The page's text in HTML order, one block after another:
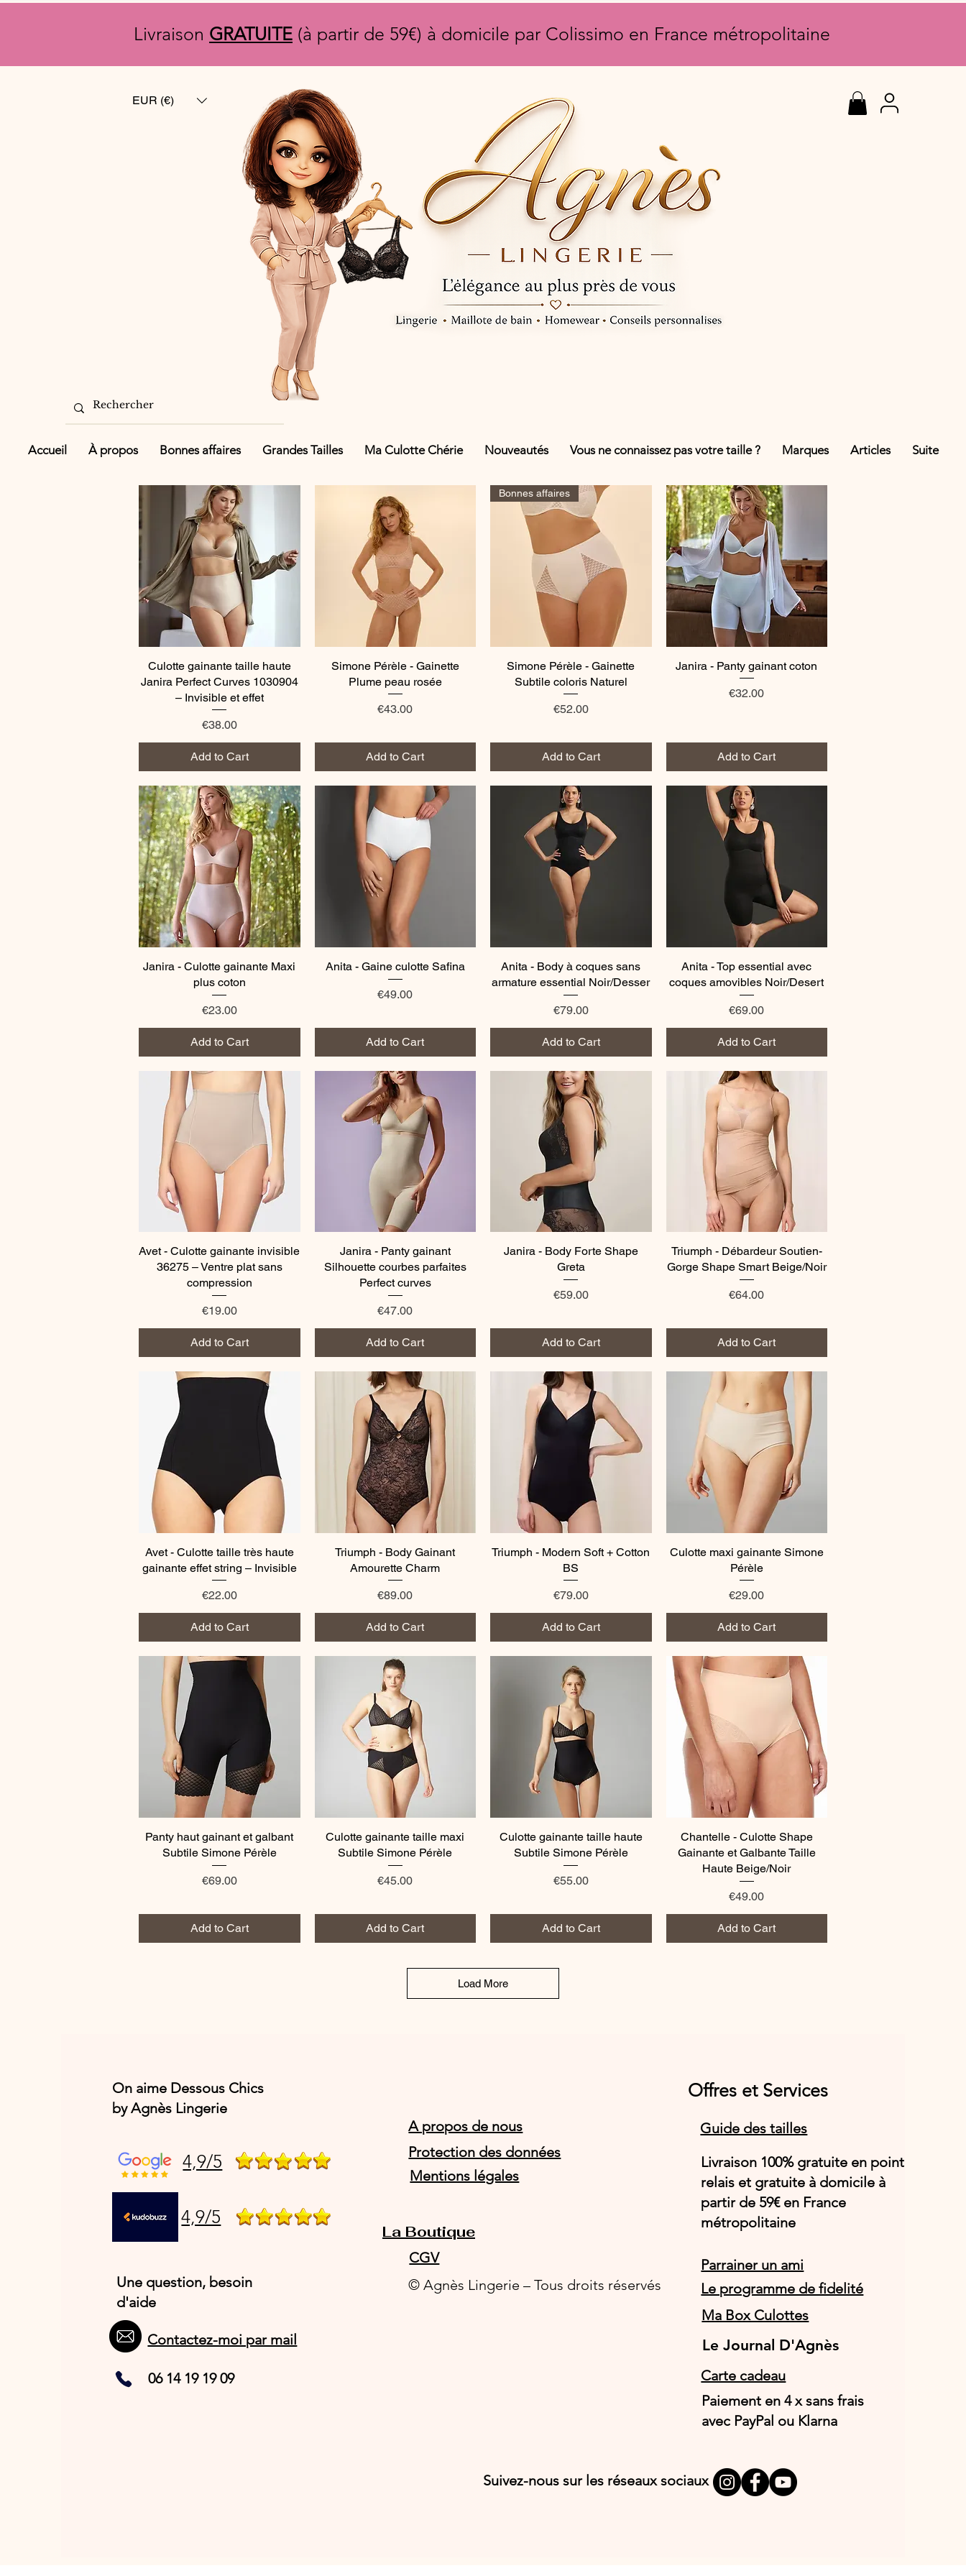
Livraison GRATUITE (à partir de 59€) à domicile par Colissimo en France métropolitaine
EUR (€)
Accueil À propos Bonnes affaires Grandes Tailles Ma Culotte Chérie Nouveautés Vous ne connaissez pas votre taille ? Marques Articles Suite
Quick View
Culotte gainante taille haute
Janira Perfect Curves 1030904
– Invisible et effet
Price
€38.00
Add to Cart
Quick View
Simone Pérèle - Gainette
Plume peau rosée
Price
€43.00
Add to Cart
Quick View
Bonnes affaires
Simone Pérèle - Gainette
Subtile coloris Naturel
Price
€52.00
Add to Cart
Quick View
Janira - Panty gainant coton
Price
€32.00
Add to Cart
Quick View
Janira - Culotte gainante Maxi
plus coton
Price
€23.00
Add to Cart
Quick View
Anita - Gaine culotte Safina
Price
€49.00
Add to Cart
Quick View
Anita - Body à coques sans
armature essential Noir/Desser
Price
€79.00
Add to Cart
Quick View
Anita - Top essential avec
coques amovibles Noir/Desert
Price
€69.00
Add to Cart
Quick View
Avet - Culotte gainante invisible
36275 – Ventre plat sans
compression
Price
€19.00
Add to Cart
Quick View
Janira - Panty gainant
Silhouette courbes parfaites
Perfect curves
Price
€47.00
Add to Cart
Quick View
Janira - Body Forte Shape
Greta
Price
€59.00
Add to Cart
Quick View
Triumph - Débardeur Soutien-
Gorge Shape Smart Beige/Noir
Price
€64.00
Add to Cart
Quick View
Avet - Culotte taille très haute
gainante effet string – Invisible
Price
€22.00
Add to Cart
Quick View
Triumph - Body Gainant
Amourette Charm
Price
€89.00
Add to Cart
Quick View
Triumph - Modern Soft + Cotton
BS
Price
€79.00
Add to Cart
Quick View
Culotte maxi gainante Simone
Pérèle
Price
€29.00
Add to Cart
Quick View
Panty haut gainant et galbant
Subtile Simone Pérèle
Price
€69.00
Add to Cart
Quick View
Culotte gainante taille maxi
Subtile Simone Pérèle
Price
€45.00
Add to Cart
Quick View
Culotte gainante taille haute
Subtile Simone Pérèle
Price
€55.00
Add to Cart
Quick View
Chantelle - Culotte Shape
Gainante et Galbante Taille
Haute Beige/Noir
Price
€49.00
Add to Cart
Load More
On aime Dessous Chics
by Agnès Lingerie
4,9/5
4,9/5
Une question, besoin
d'aide
Contactez-moi par mail
06 14 19 19 09
Offres et Services
A propos de nous
Protection des données
Mentions légales
Guide des tailles
Livraison 100% gratuite en point
relais et gratuite à domicile à
partir de 59€ en France
métropolitaine
CGV
Parrainer un ami
Le programme de fidelité
© Agnès Lingerie – Tous droits réservés
Ma Box Culottes
Le Journal D'Agnès
Le Journal D'Agnès
Carte cadeau
Paiement en 4 x sans frais
avec PayPal ou Klarna
Suivez-nous sur les réseaux sociaux
La Boutique